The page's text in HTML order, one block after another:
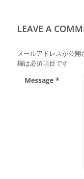
LEAVE A
メールアドレスが公開
欄は必須項目です
Message *